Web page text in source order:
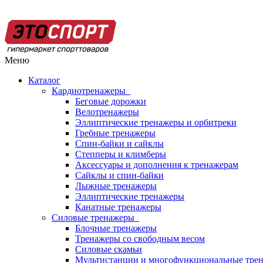
Меню
Каталог
Кардиотренажеры
Беговые дорожки
Велотренажеры
Эллиптические тренажеры и орбитреки
Гребные тренажеры
Спин-байки и сайклы
Степперы и климберы
Аксессуары и дополнения к тренажерам
Сайклы и спин-байки
Лыжные тренажеры
Эллиптические тренажеры
Канатные тренажеры
Силовые тренажеры
Блочные тренажеры
Тренажеры со свободным весом
Силовые скамьи
Мультистанции и многофункциональные